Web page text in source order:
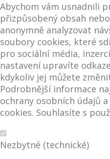
Abychom vám usnadnili
přizpůsobený obsah
anonymně analyzovat
soubory cookies, které
pro sociální média,
nastavení upravíte
kdykoliv jej můžete
Podrobnější informace
ochrany osobních údajů
cookies. Souhlasíte s
Nezbytné (technické)